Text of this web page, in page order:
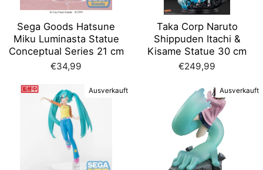
Sega Goods Hatsune
Miku Luminasta Statue
Conceptual Series 21 cm
€34,99
Taka Corp Naruto
Shippuden Itachi &
Kisame Statue 30 cm
€249,99
Ausverkauft Ausverkauft